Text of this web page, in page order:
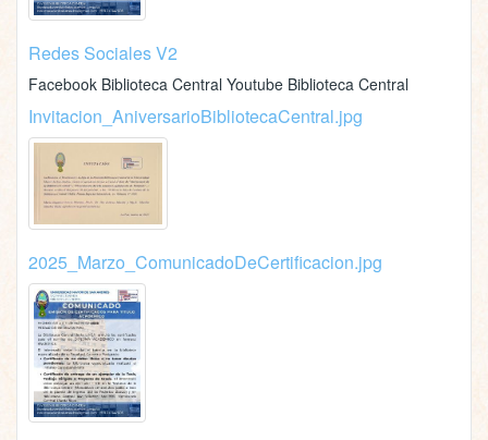
Redes Sociales V2
Facebook Biblioteca Central Youtube Biblioteca Central
Invitacion_AniversarioBibliotecaCentral.jpg
2025_Marzo_ComunicadoDeCertificacion.jpg